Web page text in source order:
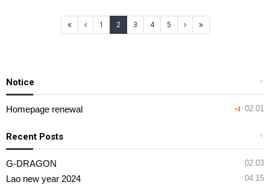
1 2 3 4 5
+
Notice
+1 02.01
Homepage renewal
+
Recent Posts
02.03
G-DRAGON
04.15
Lao new year 2024